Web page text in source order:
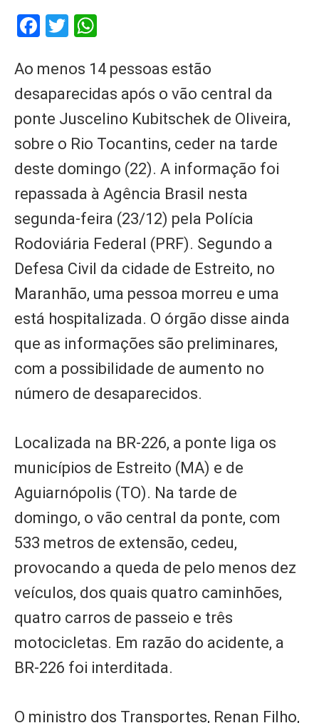
Facebook
Twitter
Ao menos 14 pessoas estão
desaparecidas após o vão central da
ponte Juscelino Kubitschek de Oliveira,
sobre o Rio Tocantins, ceder na tarde
deste domingo (22). A informação foi
repassada à Agência Brasil nesta
segunda-feira (23/12) pela Polícia
Rodoviária Federal (PRF). Segundo a
Defesa Civil da cidade de Estreito, no
Maranhão, uma pessoa morreu e uma
está hospitalizada. O órgão disse ainda
que as informações são preliminares,
com a possibilidade de aumento no
número de desaparecidos.
Localizada na BR-226, a ponte liga os
municípios de Estreito (MA) e de
Aguiarnópolis (TO). Na tarde de
domingo, o vão central da ponte, com
533 metros de extensão, cedeu,
provocando a queda de pelo menos dez
veículos, dos quais quatro caminhões,
quatro carros de passeio e três
motocicletas. Em razão do acidente, a
BR-226 foi interditada.
O ministro dos Transportes, Renan Filho,